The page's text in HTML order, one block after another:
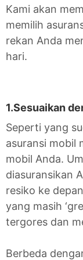
Kami akan
memilih
rekan Anda
hari.
1.Sesuaikan
Seperti yang
asuransi mobil
mobil Anda.
diasuransikan
resiko ke
yang masih
tergores dan
Berbeda